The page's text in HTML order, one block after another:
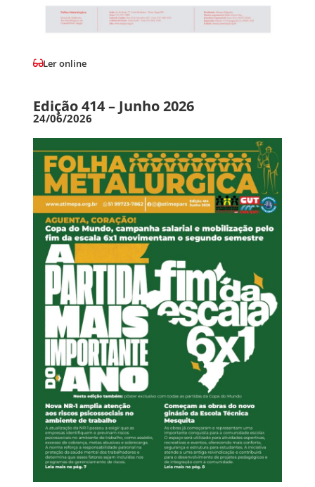
Ler online
Edição 414 – Junho 2026
24/06/2026